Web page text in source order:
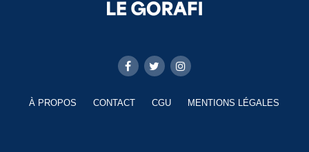
À PROPOS CONTACT CGU MENTIONS LÉGALES